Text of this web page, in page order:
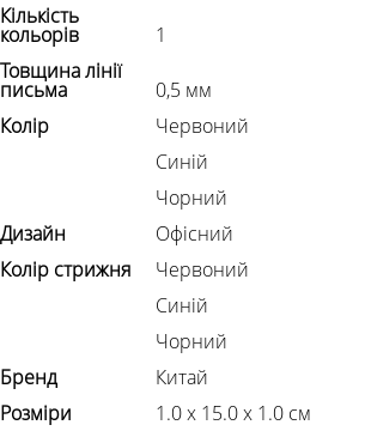
Кількість
кольорів
1
Товщина лінії
письма
0,5 мм
Колір
Червоний
Синій
Чорний
Дизайн
Офісний
Колір стрижня
Червоний
Синій
Чорний
Бренд
Китай
Розміри
1.0 х 15.0 х 1.0 см